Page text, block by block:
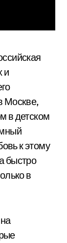
и
Москве,
в детском
к этому
быстро
в